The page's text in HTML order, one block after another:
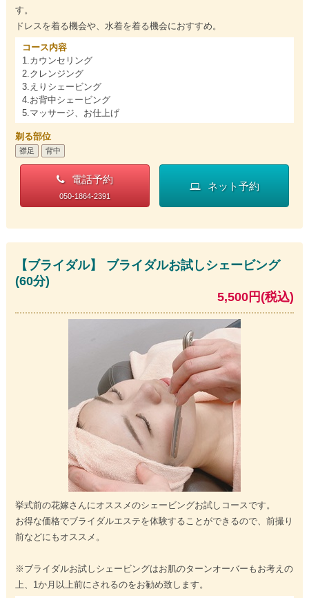
す。
ドレスを着る機会や、水着を着る機会におすすめ。
コース内容
1.カウンセリング
2.クレンジング
3.えりシェービング
4.お背中シェービング
5.マッサージ、お仕上げ
剃る部位
襟足 背中
電話予約
050-1864-2391
ネット予約
【ブライダル】 ブライダルお試しシェービング
(60分)
5,500円(税込)
挙式前の花嫁さんにオススメのシェービングお試しコースです。
お得な価格でブライダルエステを体験することができるので、前撮り
前などにもオススメ。
※ブライダルお試しシェービングはお肌のターンオーバーもお考えの
上、1か月以上前にされるのをお勧め致します。